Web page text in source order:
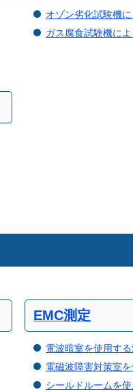
オゾン劣化試験機
ガス腐食試験機に
EMC測定
電波暗室を使用す
電磁波障害対策室
シールドルームを